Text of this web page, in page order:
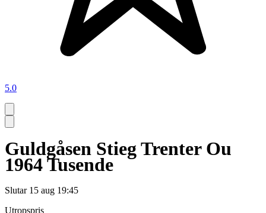
5.0
Guldgåsen Stieg Trenter Ou
1964 Tusende
Slutar 15 aug 19:45
Utropspris